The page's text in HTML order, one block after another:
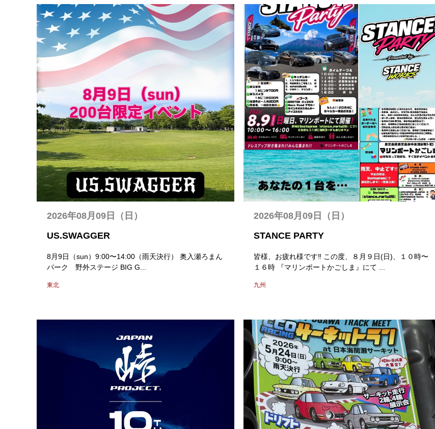
2026年08月09日（日）
US.SWAGGER
8月9日（sun）9:00〜14:00（雨天決行） 奥入瀬ろまん
パーク 野外ステージ BIG G...
東北
2026年08月09日（日）
STANCE PARTY
皆様、お疲れ様です‼︎ この度、８月９日(日)、１０時〜
１６時 『マリンポートかごしま』にて ...
九州